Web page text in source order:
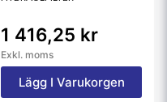
1 416,25 kr
Exkl. moms
Lägg I Varukorgen